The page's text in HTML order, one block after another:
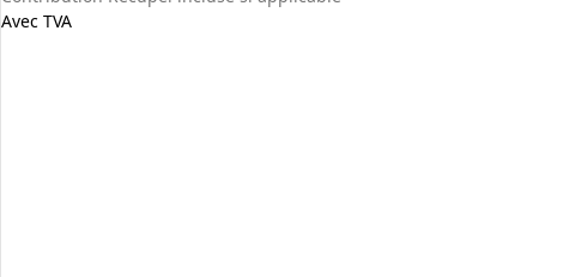
Avec TVA